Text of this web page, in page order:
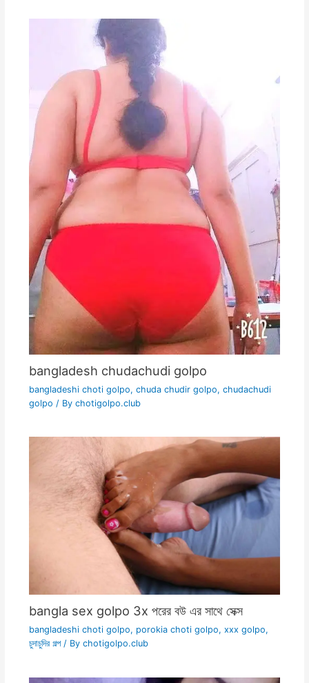
bangladesh chudachudi golpo
bangladeshi choti golpo, chuda chudir golpo, chudachudi
golpo / By chotigolpo.club
bangla sex golpo 3x পরের বউ এর সাথে সেক্স
bangladeshi choti golpo, porokia choti golpo, xxx golpo,
চুদাচুদির গল্প/ By chotigolpo.club